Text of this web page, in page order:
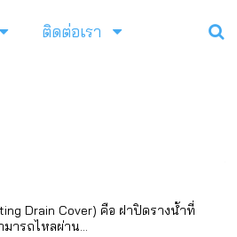
ติดต่อเรา
Drain Cover) คือ ฝาปิดรางน้ำที่
ารถไหลผ่าน...